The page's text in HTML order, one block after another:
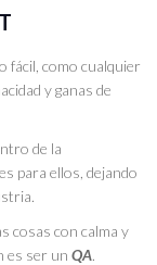
fácil, como cualquier
y ganas de
de la
para ellos, dejando
cosas con calma y
es ser un QA.